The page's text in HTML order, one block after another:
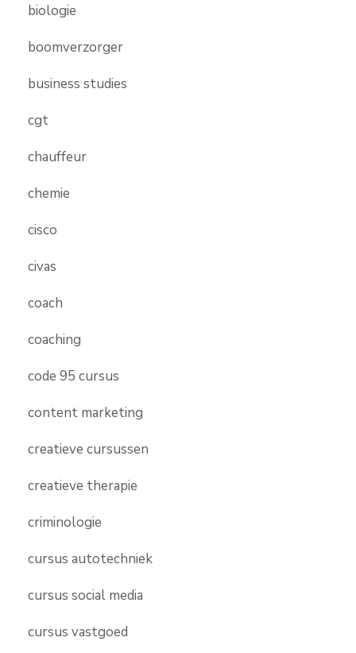
biologie
boomverzorger
business studies
cgt
chauffeur
chemie
cisco
civas
coach
coaching
code 95 cursus
content marketing
creatieve cursussen
creatieve therapie
criminologie
cursus autotechniek
cursus social media
cursus vastgoed